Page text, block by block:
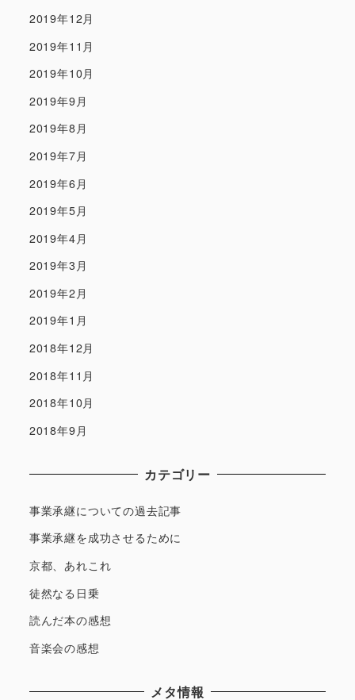
2019年12月
2019年11月
2019年10月
2019年9月
2019年8月
2019年7月
2019年6月
2019年5月
2019年4月
2019年3月
2019年2月
2019年1月
2018年12月
2018年11月
2018年10月
2018年9月
カテゴリー
事業承継についての過去記事
事業承継を成功させるために
京都、あれこれ
徒然なる日乗
読んだ本の感想
音楽会の感想
メタ情報